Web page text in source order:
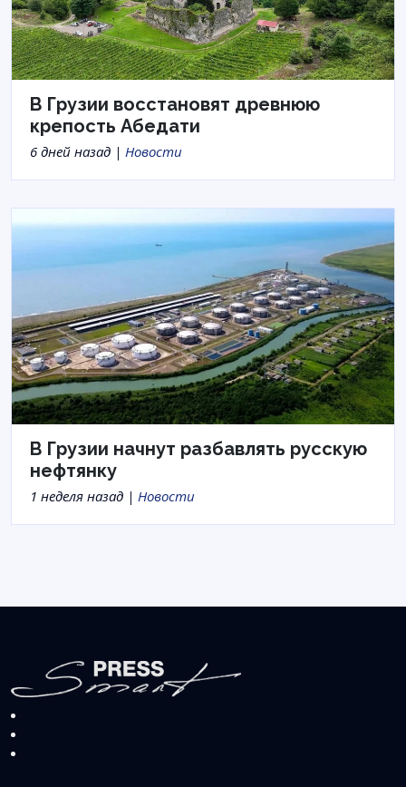
В Грузии восстановят древнюю
крепость Абедати
6 дней назад | Новости
В Грузии начнут разбавлять русскую
нефтянку
1 неделя назад | Новости